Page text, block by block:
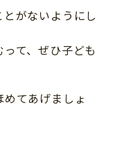
がないようにし
て、ぜひ子ども
てあげましょ